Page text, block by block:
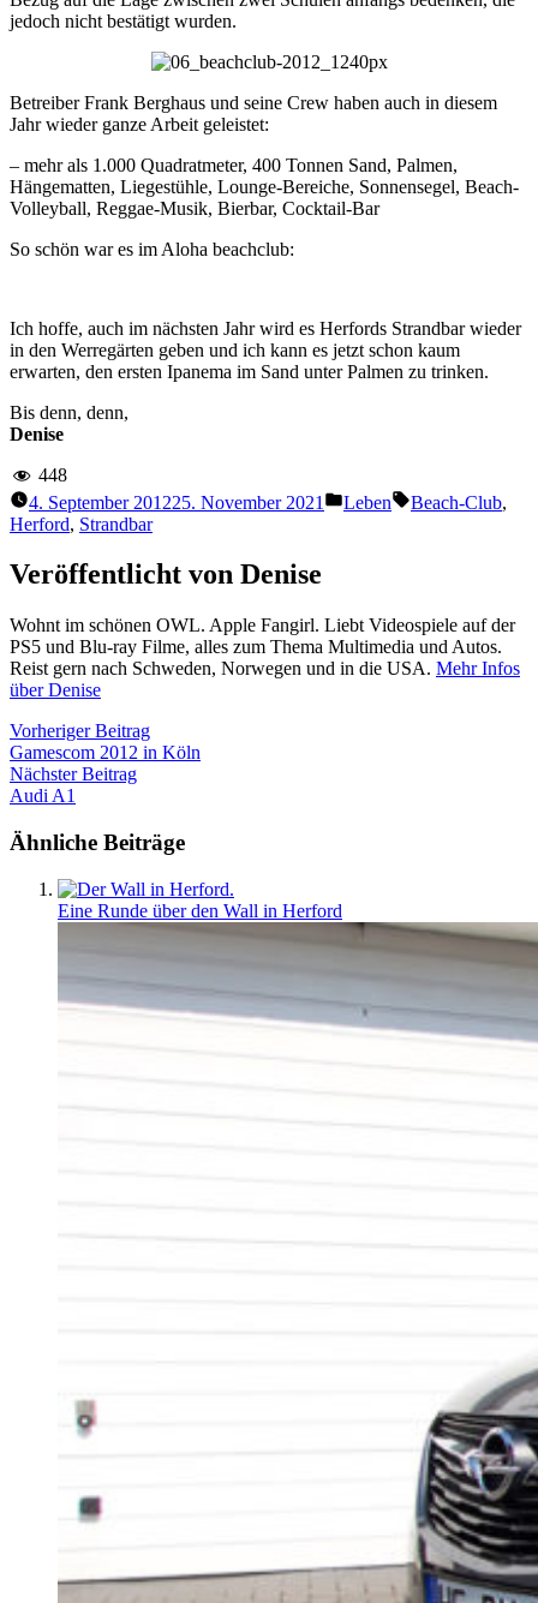
jedoch nicht bestätigt wurden.
Betreiber Frank Berghaus und seine Crew haben auch in diesem
Jahr wieder ganze Arbeit geleistet:
– mehr als 1.000 Quadratmeter, 400 Tonnen Sand, Palmen,
Hängematten, Liegestühle, Lounge-Bereiche, Sonnensegel, Beach-
Volleyball, Reggae-Musik, Bierbar, Cocktail-Bar
So schön war es im Aloha beachclub:
Ich hoffe, auch im nächsten Jahr wird es Herfords Strandbar wieder
in den Werregärten geben und ich kann es jetzt schon kaum
erwarten, den ersten Ipanema im Sand unter Palmen zu trinken.
Bis denn, denn,
Denise
448
4. September 201225. November 2021
Veröffentlicht
Leben Schlagwörter:
Beach-Club,
Herford, Strandbar
Veröffentlicht von Denise
Wohnt im schönen OWL. Apple Fangirl. Liebt Videospiele auf der
PS5 und Blu-ray Filme, alles zum Thema Multimedia und Autos.
Reist gern nach Schweden, Norwegen und in die USA. Mehr Infos
über Denise
Beitragsnavigation
Vorheriger BeitragVorheriger
Beitrag:
Gamescom 2012 in Köln
Nächster BeitragNächster
Audi A1
Ähnliche Beiträge
Eine Runde über den Wall in Herford